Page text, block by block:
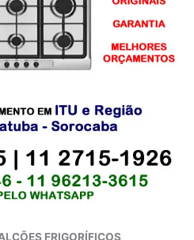
FRIGORÍFICOS